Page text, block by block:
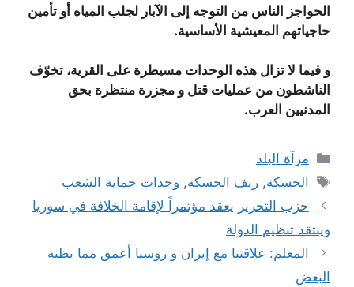
الحواجز الناس من التوجه إلى الآبار لجلب المياه أو تأمين
حاجياتهم المعيشية الأساسية.
و فيما لا تزال هذه الوحدات مسيطرة على القرية، تخوّف
الناشطون من عمليات قتل و مجزرة منتظرة بحق
المدنيين العرب.
التصنيفات
مرآة البلد
الوسوم
الحسكة,ريف الحسكة, وحدات حماية الشعب
حزب التحرير يعقد مؤتمراً لإقامة الخلافة في سوريا
وينتقد تنظيم الدولة
المعلم: علاقتنا مع إيران و روسيا أعمق مما يظنه
البعض